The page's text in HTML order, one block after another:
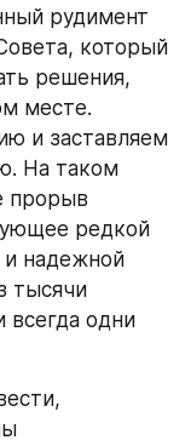
рудимент
который
решения,
месте.
и заставляем
На таком
прорыв
редкой
надежной
тысячи
одни